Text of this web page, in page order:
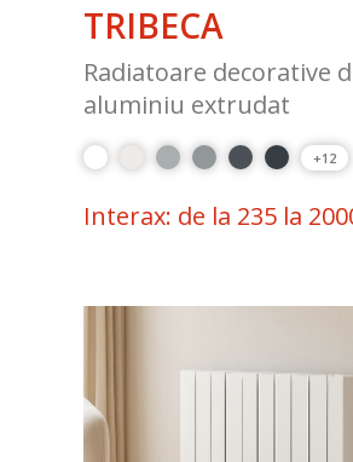
TRIBECA
Radiatoare decorative
aluminiu extrudat
+12
Interax: de la 235 la